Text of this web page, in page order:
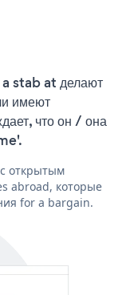
stab at делают
имеют
что он / она
открытым
abroad, которые
for a bargain.